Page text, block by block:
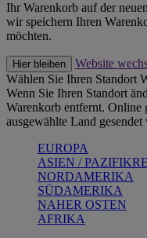
Ihr Warenkorb auf der
wir speichern Ihren
möchten.
Hier bleiben
Website
Wählen Sie Ihren Standort
Wenn Sie Ihren Standort
Warenkorb entfernt. Online
ausgewählte Land gesendet
EUROPA
ASIEN /
NORDAMERIKA
SÜDAMERIKA
NAHER OSTEN
AFRIKA